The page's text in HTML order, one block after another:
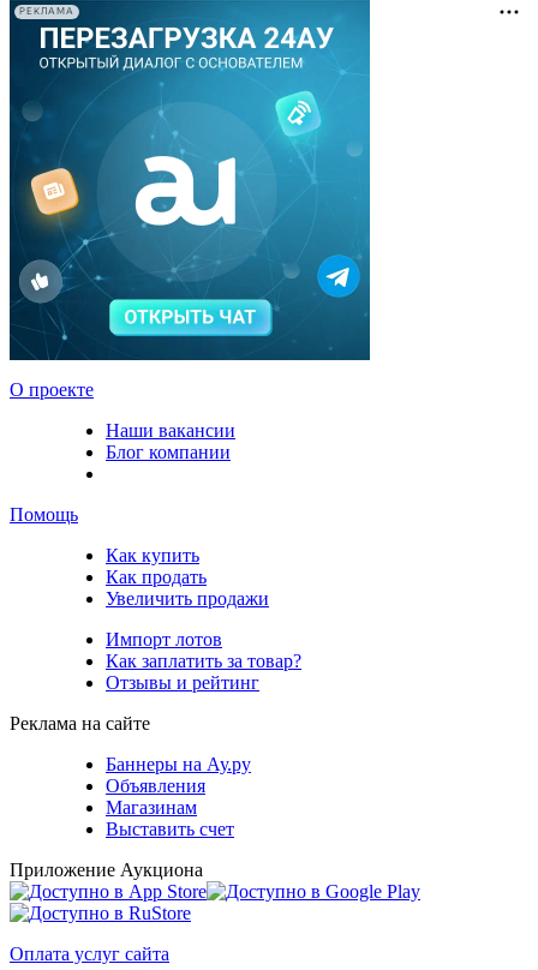
РЕКЛАМА
О проекте
Наши вакансии
Блог компании
Помощь
Как купить
Как продать
Увеличить продажи
Импорт лотов
Как заплатить за товар?
Отзывы и рейтинг
Реклама на сайте
Баннеры на Ау.ру
Объявления
Магазинам
Выставить счет
Приложение Аукциона
Оплата услуг сайта